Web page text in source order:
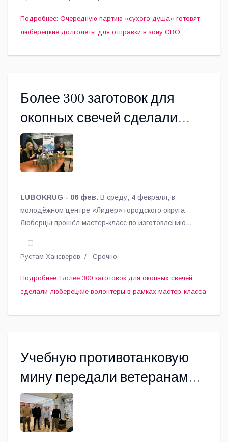
Подробнее: Очередную партию «сухого душа» готовят
люберецкие долголеты для отправки в зону СВО
Более 300 заготовок для
окопных свечей сделали
люберецкие волонтеры в
рамках мастер-класса
LUBOKRUG - 06 фев. В среду, 4 февраля, в
молодёжном центре «Лидер» городского округа
Люберцы прошёл мастер-класс по изготовлению
Рустам Хансверов Срочно
Подробнее: Более 300 заготовок для окопных свечей
сделали люберецкие волонтеры в рамках мастер-класса
Учебную противотанковую
мину передали ветеранам
СВО Люберец для занятий с
подростками